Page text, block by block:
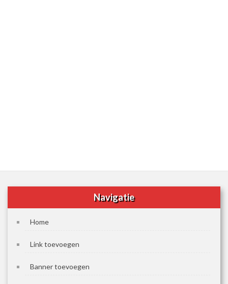
Navigatie
Home
Link toevoegen
Banner toevoegen